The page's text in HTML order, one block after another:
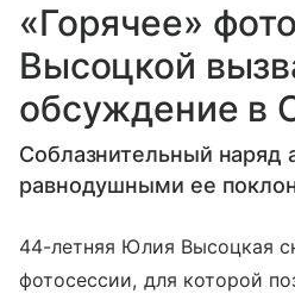
«Горячее»
Высоцкой
обсуждение в
Соблазнительный наряд
равнодушными ее
44-летняя Юлия Высоцкая
фотосессии, для которой